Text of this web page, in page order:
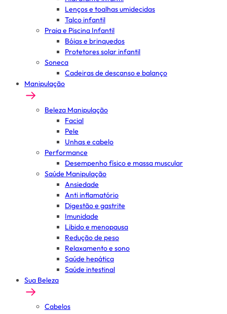
Lenços e toalhas umidecidas
Talco infantil
Praia e Piscina Infantil
Bóias e brinquedos
Protetores solar infantil
Soneca
Cadeiras de descanso e balanço
Manipulação
Beleza Manipulação
Facial
Pele
Unhas e cabelo
Performance
Desempenho físico e massa muscular
Saúde Manipulação
Ansiedade
Anti inflamatório
Digestão e gastrite
Imunidade
Libido e menopausa
Redução de peso
Relaxamento e sono
Saúde hepática
Saúde intestinal
Sua Beleza
Cabelos